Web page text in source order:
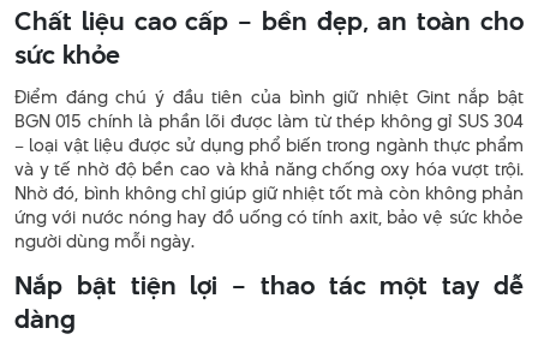
Chất liệu cao cấp – bền đẹp, an toàn cho
sức khỏe
Điểm đáng chú ý đầu tiên của bình giữ nhiệt Gint nắp bật
BGN 015 chính là phần lõi được làm từ thép không gỉ SUS 304
– loại vật liệu được sử dụng phổ biến trong ngành thực phẩm
và y tế nhờ độ bền cao và khả năng chống oxy hóa vượt trội.
Nhờ đó, bình không chỉ giúp giữ nhiệt tốt mà còn không phản
ứng với nước nóng hay đồ uống có tính axit, bảo vệ sức khỏe
người dùng mỗi ngày.
Nắp bật tiện lợi – thao tác một tay dễ
dàng